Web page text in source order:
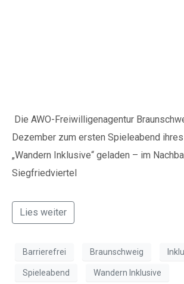
Die AWO-Freiwilligenagentur
Dezember zum ersten Spieleabend
„Wandern Inklusive“ geladen – im
Siegfriedviertel
Lies weiter
Barrierefrei Braunschweig
Spieleabend Wandern Inklusive
Wenn Sie uns
möchten, nutzen Sie
diese Kontodaten:
BIC: